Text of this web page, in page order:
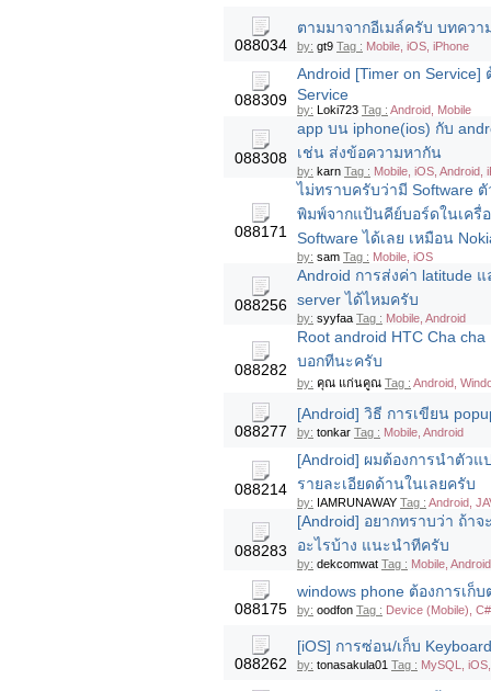
088034
ตามมาจากอีเมล์ครับ บทคว
by: gt9 Tag : Mobile, iOS, iPhone
088309
Android [Timer on
Service
by: Loki723 Tag : Android, Mobile
088308
app บน iphone(ios) กับ
เช่น ส่งข้อความหากัน
by: karn Tag : Mobile, iOS, Android,
088171
ไม่ทราบครับว่ามี Software
พิมพ์จากแป้นคีย์บอร์ดในเครื่
Software ได้เลย เหมือน
by: sam Tag : Mobile, iOS
088256
Android การส่งค่า latitude
server ได้ไหมครับ
by: syyfaa Tag : Mobile, Android
088282
Root android HTC Cha
บอกทีนะครับ
by: คุณ แก่นคูณ Tag : Android,
088277
[Android] วิธี การเขียน
by: tonkar Tag : Mobile, Android
088214
[Android] ผมต้องการนำตัว
รายละเอียดด้านในเลยครับ
by: IAMRUNAWAY Tag : Android,
088283
[Android] อยากทราบว่า ถ้า
อะไรบ้าง แนะนำทีครับ
by: dekcomwat Tag : Mobile, Android
088175
windows phone ต้องการเ
by: oodfon Tag : Device (Mobile),
088262
[iOS] การซ่อน/เก็บ
by: tonasakula01 Tag : MySQL,